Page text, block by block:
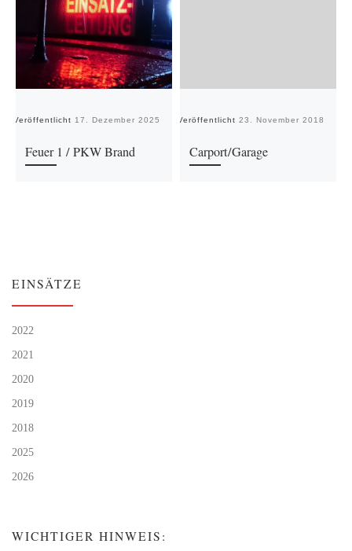
Veröffentlicht 17. Dezember 2025
Feuer 1 / PKW Brand
Veröffentlicht 23. November 2018
Carport/Garage
EINSÄTZE
2022
2021
2020
2019
2018
2025
2026
WICHTIGER HINWEIS: